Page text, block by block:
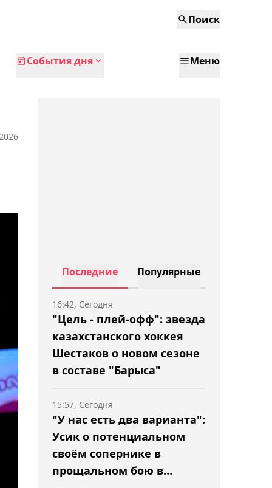
Поиск
События дня Меню
Последние Популярные
"Цель - плей-офф": звезда
казахстанского хоккея
Шестаков о новом сезоне
в составе "Барыса"
16:42, Сегодня
"У нас есть два варианта":
Усик о потенциальном
своём сопернике в
прощальном бою в
15:57, Сегодня